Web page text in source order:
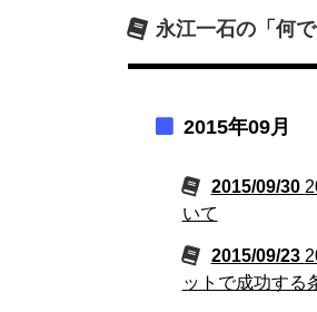
永江一石の「何
2015年09月
2015/09/30
いて
2015/09/23
ットで成功する